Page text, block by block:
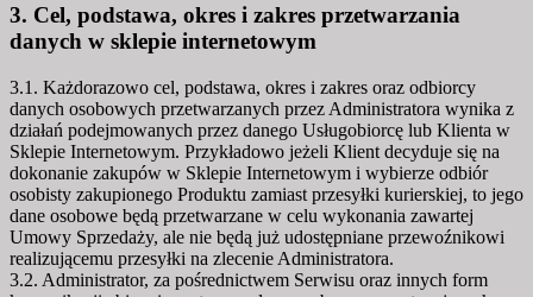
3. Cel, podstawa, okres i zakres przetwarzania
danych w sklepie internetowym
3.1. Każdorazowo cel, podstawa, okres i zakres oraz odbiorcy
danych osobowych przetwarzanych przez Administratora wynika z
działań podejmowanych przez danego Usługobiorcę lub Klienta w
Sklepie Internetowym. Przykładowo jeżeli Klient decyduje się na
dokonanie zakupów w Sklepie Internetowym i wybierze odbiór
osobisty zakupionego Produktu zamiast przesyłki kurierskiej, to jego
dane osobowe będą przetwarzane w celu wykonania zawartej
Umowy Sprzedaży, ale nie będą już udostępniane przewoźnikowi
realizującemu przesyłki na zlecenie Administratora.
3.2. Administrator, za pośrednictwem Serwisu oraz innych form